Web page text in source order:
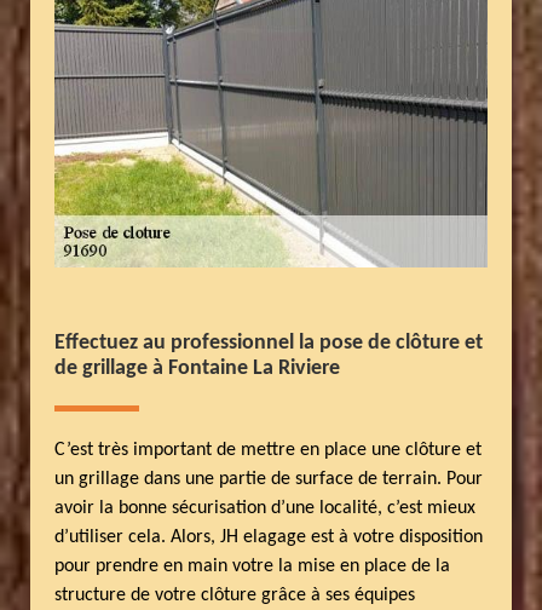
Effectuez au professionnel la pose de clôture et
de grillage à Fontaine La Riviere
C’est très important de mettre en place une clôture et
un grillage dans une partie de surface de terrain. Pour
avoir la bonne sécurisation d’une localité, c’est mieux
d’utiliser cela. Alors, JH elagage est à votre disposition
pour prendre en main votre la mise en place de la
structure de votre clôture grâce à ses équipes